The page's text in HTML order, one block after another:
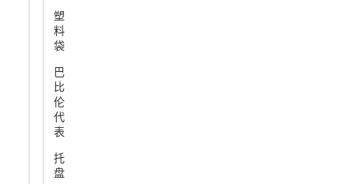
塑
料
袋
巴
比
伦
代
表
托
盘